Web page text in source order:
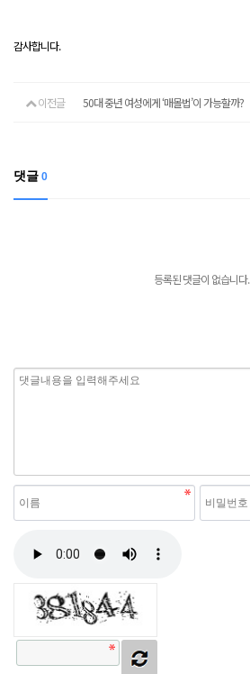
감사합니다.
이전글 50대 중년 여성에게 ‘매몰법’이 가능할까?
댓글 0
등록된 댓글이 없습니다.